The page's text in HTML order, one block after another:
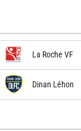
La Roche VF
Dinan Léhon